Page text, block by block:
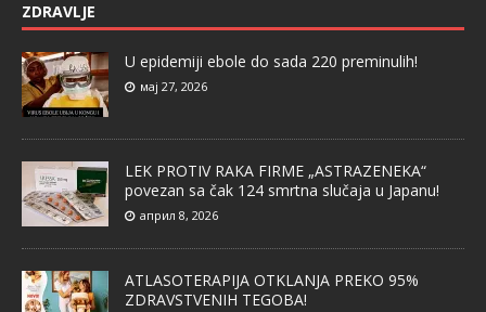
ZDRAVLJE
U epidemiji ebole do sada 220 preminulih!
мај 27, 2026
LEK PROTIV RAKA FIRME „ASTRAZENEKA“
povezan sa čak 124 smrtna slučaja u Japanu!
април 8, 2026
ATLASOTERAPIJA OTKLANJA PREKO 95%
ZDRAVSTVENIH TEGOBA!